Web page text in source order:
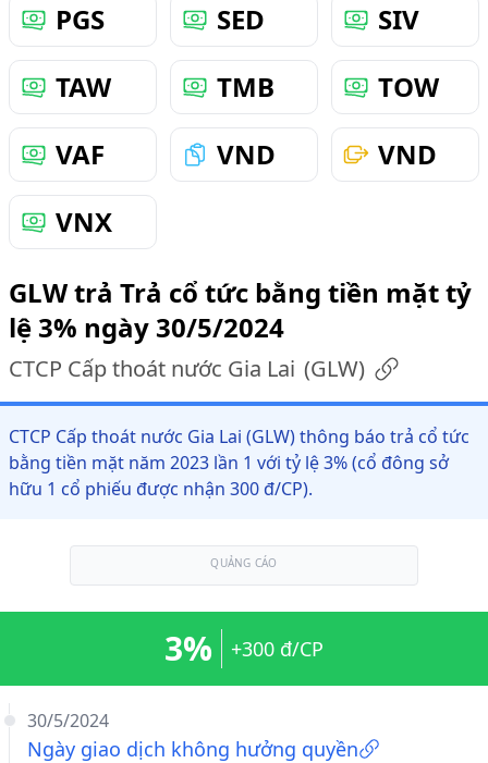
PGS
SED
SIV
TAW
TMB
TOW
VAF
VND
VND
VNX
GLW trả Trả cổ tức bằng tiền mặt tỷ
lệ 3% ngày 30/5/2024
CTCP Cấp thoát nước Gia Lai (GLW)
CTCP Cấp thoát nước Gia Lai (GLW) thông báo trả cổ tức
bằng tiền mặt năm 2023 lần 1 với tỷ lệ 3% (cổ đông sở
hữu 1 cổ phiếu được nhận 300 đ/CP).
QUẢNG CÁO
30/5/2024
Ngày giao dịch không hưởng quyền
3% +300 đ/CP